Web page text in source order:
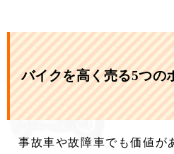
バイクを高く売る5つの
事故車や故障車でも価値が